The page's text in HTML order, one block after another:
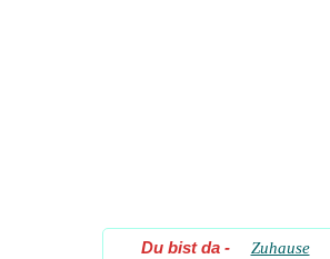
Du bist da- Zuhause